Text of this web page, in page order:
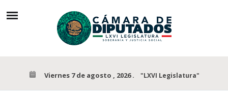
Viernes 7 de agosto , 2026. "LXVI Legislatura"